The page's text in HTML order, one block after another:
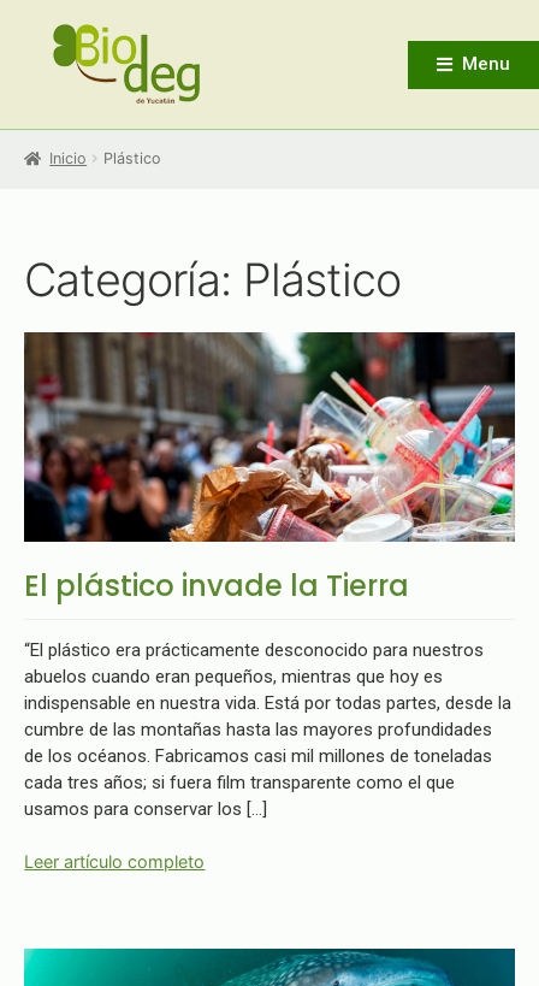
Menu
Inicio Plástico
Categoría: Plástico
El plástico invade la Tierra
“El plástico era prácticamente desconocido para nuestros
abuelos cuando eran pequeños, mientras que hoy es
indispensable en nuestra vida. Está por todas partes, desde la
cumbre de las montañas hasta las mayores profundidades
de los océanos. Fabricamos casi mil millones de toneladas
cada tres años; si fuera film transparente como el que
usamos para conservar los […]
Leer artículo completo